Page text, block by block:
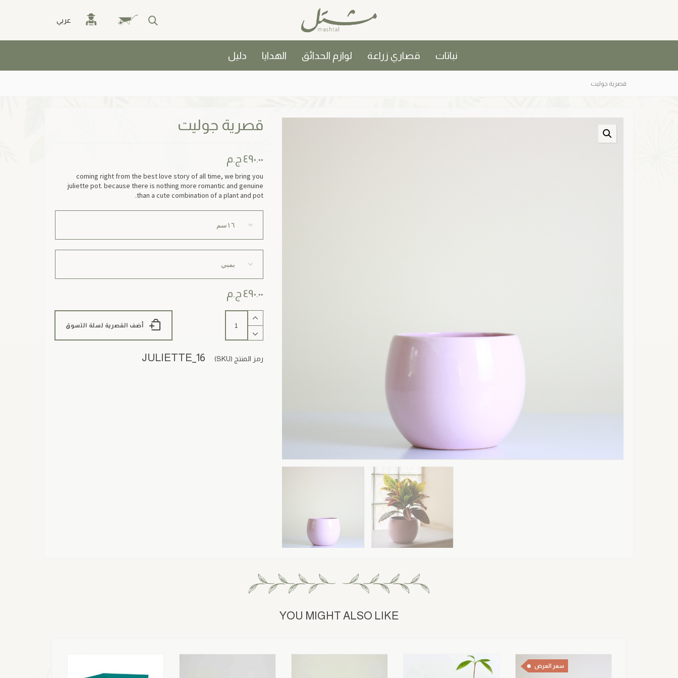
عربي
نباتات قصاري زراعة لوازم الحدائق الهدايا دليل
قصرية جوليت
قصرية جوليت
٤٩٠.٠٠ ج.م
coming right from the best love story of all time, we bring you
juliette pot. because there is nothing more romantic and genuine
than a cute combination of a plant and pot.
٤٩٠.٠٠ ج.م
كمية
Juliette
أضف القصرية لسلة التسوق
رمز المنتج (SKU) JULIETTE_16
YOU MIGHT ALSO LIKE
سعر العرض